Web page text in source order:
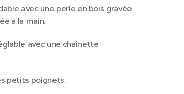
avec une perle en bois gravée
à la main.
avec une chaînette
petits poignets.